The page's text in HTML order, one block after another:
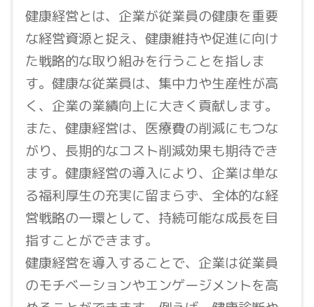
健康経営とは、企業が従業員の健康を重要
な経営資源と捉え、健康維持や促進に向け
た戦略的な取り組みを行うことを指しま
す。健康な従業員は、集中力や生産性が高
く、企業の業績向上に大きく貢献します。
また、健康経営は、医療費の削減にもつな
がり、長期的なコスト削減効果も期待でき
ます。健康経営の導入により、企業は単な
る福利厚生の充実に留まらず、全体的な経
営戦略の一環として、持続可能な成長を目
指すことができます。
健康経営を導入することで、企業は従業員
のモチベーションやエンゲージメントを高